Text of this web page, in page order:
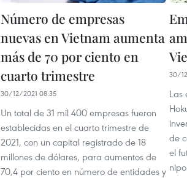
Número de empresas
nuevas en Vietnam aumenta
más de 70 por ciento en
cuarto trimestre
30/12/2021 08:35
Un total de 31 mil 400 empresas fueron
establecidas en el cuarto trimestre de
2021, con un capital registrado de 18
millones de dólares, para aumentos de
70,4 por ciento en número de entidades y
30/
Las
de
el